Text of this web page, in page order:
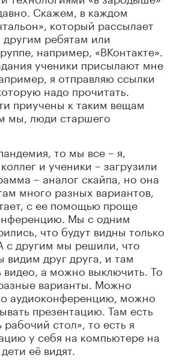
Скажем, в каждом
который рассылает
другим ребятам или
например, «ВКонтакте».
ученики присылают мне
я отправляю ссылки
надо прочитать.
приучены к таким вещам
мы, люди старшего
то мы все – я,
и ученики – загрузили
– аналог скайпа, но она
много разных вариантов,
с ее помощью проще
Мы с одним
что будут видны только
с другим мы решили, что
видим друг друга, и там
а можно выключить. То
варианты. Можно
аудиоконференцию, можно
презентацию. Там есть
стол», то есть я
у себя на компьютере на
её видят.